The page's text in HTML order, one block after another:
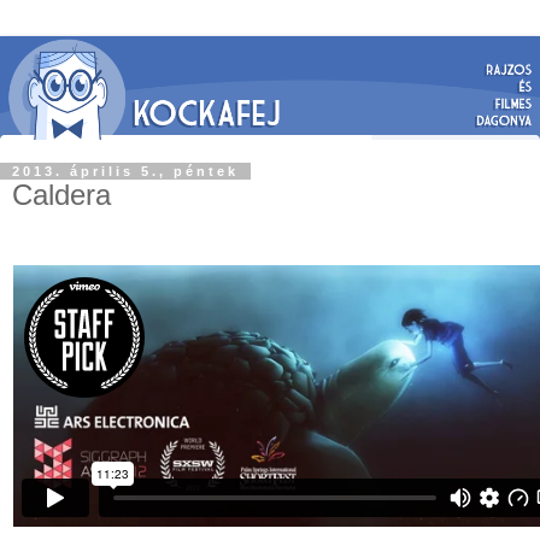
2013. április 5., péntek
Caldera